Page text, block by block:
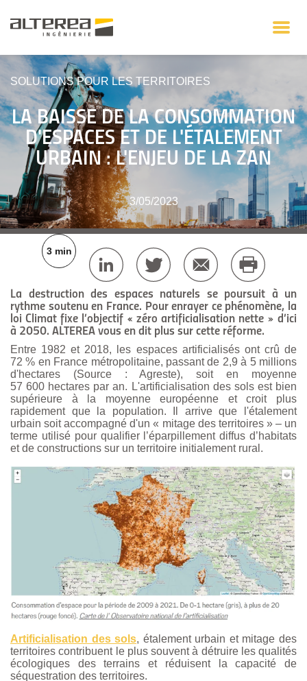
SOLUTIONS POUR LES TERRITOIRES
LA BAISSE DE LA CONSOMMATION
D'ESPACES ET DE L'ÉTALEMENT
URBAIN : L'ENJEU DE LA ZAN
3/05/2023
3 min
La destruction des espaces naturels se poursuit à un
rythme soutenu en France. Pour enrayer ce phénomène, la
loi Climat fixe l’objectif « zéro artificialisation nette » d’ici
à 2050. ALTEREA vous en dit plus sur cette réforme.
Entre 1982 et 2018, les espaces artificialisés ont crû de
72 % en France métropolitaine, passant de 2,9 à 5 millions
d'hectares (Source : Agreste), soit en moyenne
57 600 hectares par an. L'artificialisation des sols est bien
supérieure à la moyenne européenne et croit plus
rapidement que la population. Il arrive que l'étalement
urbain soit accompagné d'un « mitage des territoires » – un
terme utilisé pour qualifier l’éparpillement diffus d’habitats
et de constructions sur un territoire initialement rural.
Artificialisation des sols, étalement urbain et mitage des
territoires contribuent le plus souvent à détruire les qualités
écologiques des terrains et réduisent la capacité de
séquestration des territoires.